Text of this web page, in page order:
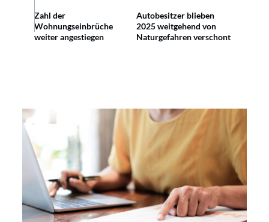
Zahl der
Wohnungseinbrüche
weiter angestiegen
Autobesitzer blieben
2025 weitgehend von
Naturgefahren verschont